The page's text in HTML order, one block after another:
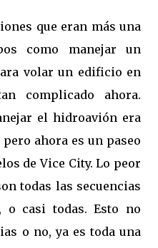
que eran más una
como manejar un
volar un edificio en
complicado ahora.
el hidroavión era
ahora es un paseo
de Vice City. Lo peor
todas las secuencias
o casi todas. Esto no
o no, ya es toda una